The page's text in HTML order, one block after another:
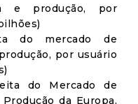
e produção, por
do mercado de
por usuário
do Mercado de
da Europa,